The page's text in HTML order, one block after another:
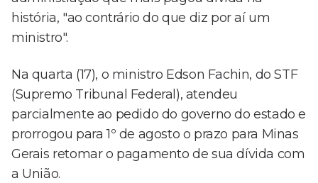
história, "ao contrário do que diz por aí um
ministro".
Na quarta (17), o ministro Edson Fachin, do STF
(Supremo Tribunal Federal), atendeu
parcialmente ao pedido do governo do estado e
prorrogou para 1º de agosto o prazo para Minas
Gerais retomar o pagamento de sua dívida com
a União.